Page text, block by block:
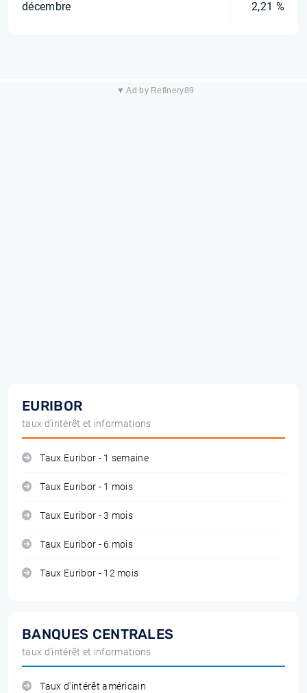
décembre 2,21 %
▼ Ad by Refinery89
EURIBOR
taux d'intérêt et informations
Taux Euribor - 1 semaine
Taux Euribor - 1 mois
Taux Euribor - 3 mois
Taux Euribor - 6 mois
Taux Euribor - 12 mois
BANQUES CENTRALES
taux d'intérêt et informations
Taux d'intérêt américain